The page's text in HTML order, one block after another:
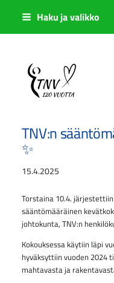
Siirry
sisältöön
Haku ja valikko
Sivuston
TNV:n
✨
15.4.2025
Torstaina 10.4.
sääntömääräinen
johtokunta, TNV:n
Kokouksessa käytiin läpi
hyväksyttiin vuoden 2024
mahtavasta ja